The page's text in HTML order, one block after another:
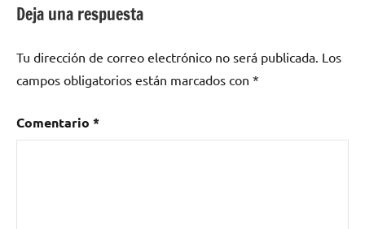
Deja una respuesta
Tu dirección de correo electrónico no será publicada. Los
campos obligatorios están marcados con *
Comentario *